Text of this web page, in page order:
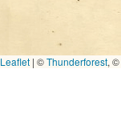
Leaflet | ©Thunderforest, ©